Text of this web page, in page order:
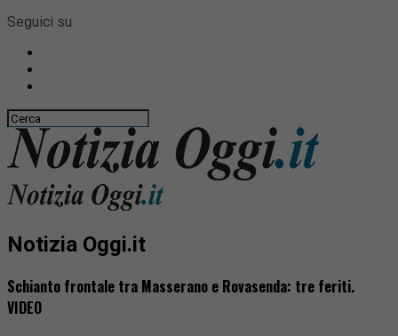
Seguici su
Notizia Oggi.it
Schianto frontale tra Masserano e Rovasenda: tre feriti.
VIDEO